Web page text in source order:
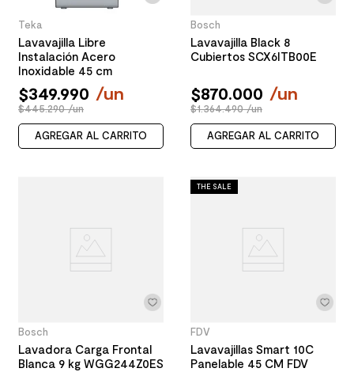
Teka
Lavavajilla Libre
Instalación Acero
Inoxidable 45 cm
$349.990 /un
$445.290 /un
AGREGAR AL CARRITO
Bosch
Lavavajilla Black 8
Cubiertos SCX6ITB00E
$870.000 /un
$1.364.490 /un
AGREGAR AL CARRITO
Bosch
Lavadora Carga Frontal
Blanca 9 kg WGG244Z0ES
THE SALE
FDV
Lavavajillas Smart 10C
Panelable 45 CM FDV